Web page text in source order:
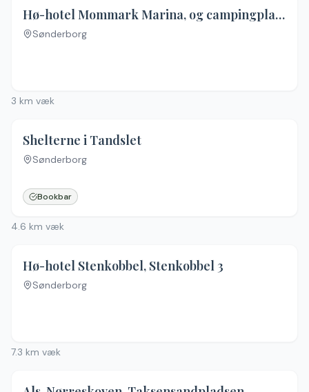
Hø-hotel Mommark Marina, og campingplads
Sønderborg
3 km væk
Shelterne i Tandslet
Sønderborg
Bookbar
4.6 km væk
Hø-hotel Stenkobbel, Stenkobbel 3
Sønderborg
7.3 km væk